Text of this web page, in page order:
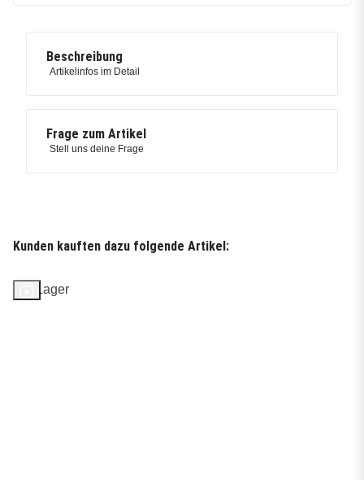
Beschreibung
Artikelinfos im Detail
Frage zum Artikel
Stell uns deine Frage
Kunden kauften dazu folgende Artikel:
Auf Lager